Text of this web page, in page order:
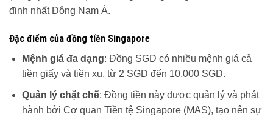
định nhất Đông Nam Á.
Đặc điểm của đồng tiền Singapore
Mệnh giá đa dạng: Đồng SGD có nhiều mệnh giá cả
tiền giấy và tiền xu, từ 2 SGD đến 10.000 SGD.
Quản lý chặt chẽ: Đồng tiền này được quản lý và phát
hành bởi Cơ quan Tiền tệ Singapore (MAS), tạo nên sự